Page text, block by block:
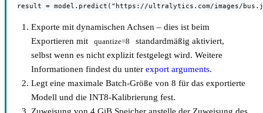
result = model.predict("https://ultralytics.com/images/
Exporte mit dynamischen Achsen – dies ist beim
Exportieren mit
quantize=8
standardmäßig aktiviert,
selbst wenn es nicht explizit festgelegt wird. Weitere
Informationen findest du unter export arguments.
Legt eine maximale Batch-Größe von 8 für das exportierte
Modell und die INT8-Kalibrierung fest.
Zuweisung von 4 GiB Speicher anstelle der Zuweisung des